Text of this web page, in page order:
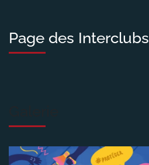
Page des Interclubs